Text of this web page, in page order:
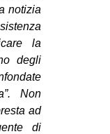
notizia
la
degli
Non
ad
di